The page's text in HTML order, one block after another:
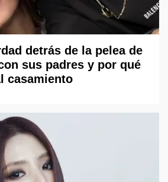
detrás de la pelea de
sus padres y por qué
casamiento